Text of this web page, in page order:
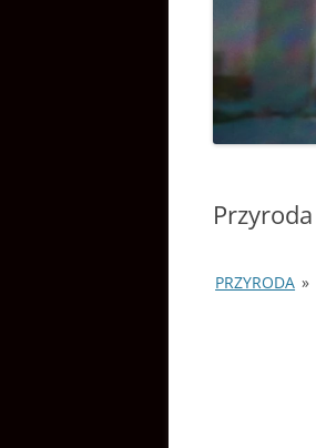
Przyroda
PRZYRODA »